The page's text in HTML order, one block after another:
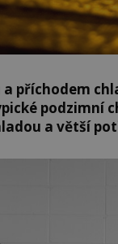
příchodem
podzimní
a větší